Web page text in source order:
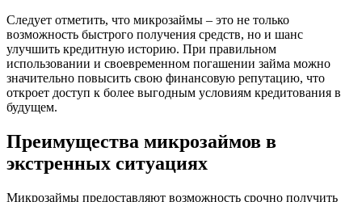
Следует отметить, что микрозаймы – это не только
возможность быстрого получения средств, но и шанс
улучшить кредитную историю. При правильном
использовании и своевременном погашении займа можно
значительно повысить свою финансовую репутацию, что
откроет доступ к более выгодным условиям кредитования в
будущем.
Преимущества микрозаймов в
экстренных ситуациях
Микрозаймы предоставляют возможность срочно получить